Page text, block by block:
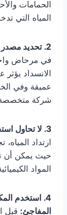
الحمامات
المياه التي
2. تحديد مصدر المشكلة (إن أمكن):
في مرحاض
الانسداد
عميقة وفي
شركة
3. لا تحاول استخدام مواد كيميائية في حالة الارتداد:
ارتداد
حيث يمكن أن
المواد
4. استخدم
المفاجئ: قبل